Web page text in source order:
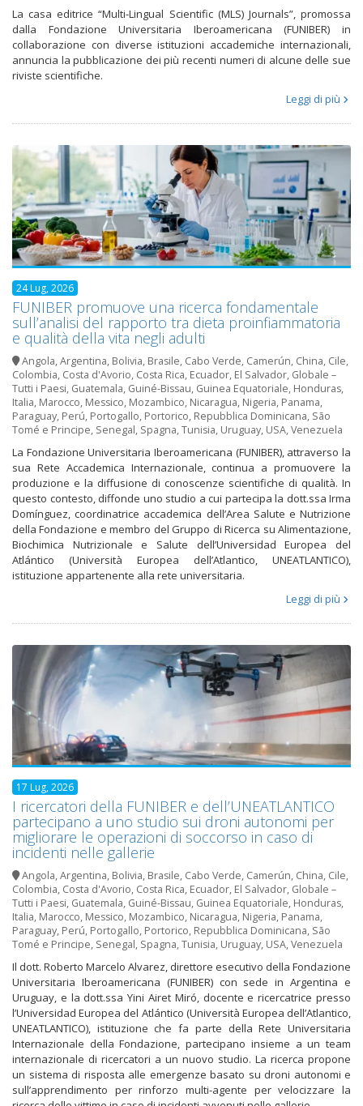
La casa editrice “Multi-Lingual Scientific (MLS) Journals”, promossa
dalla Fondazione Universitaria Iberoamericana (FUNIBER) in
collaborazione con diverse istituzioni accademiche internazionali,
annuncia la pubblicazione dei più recenti numeri di alcune delle sue
riviste scientifiche.
Leggi di più
24 Lug, 2026
FUNIBER promuove una ricerca fondamentale
sull’analisi del rapporto tra dieta proinfiammatoria
e qualità della vita negli adulti
Angola,Argentina, Bolivia, Brasile, Cabo Verde, Camerún, China, Cile,
Colombia, Costa d'Avorio, Costa Rica, Ecuador, El Salvador, Globale –
Tutti i Paesi, Guatemala, Guiné-Bissau, Guinea Equatoriale, Honduras,
Italia, Marocco, Messico, Mozambico, Nicaragua, Nigeria, Panama,
Paraguay, Perú, Portogallo, Portorico, Repubblica Dominicana, São
Tomé e Principe, Senegal, Spagna,Tunisia, Uruguay, USA,Venezuela
La Fondazione Universitaria Iberoamericana (FUNIBER), attraverso la
sua Rete Accademica Internazionale, continua a promuovere la
produzione e la diffusione di conoscenze scientifiche di qualità. In
questo contesto, diffonde uno studio a cui partecipa la dott.ssa Irma
Domínguez, coordinatrice accademica dell’Area Salute e Nutrizione
della Fondazione e membro del Gruppo di Ricerca su Alimentazione,
Biochimica Nutrizionale e Salute dell’Universidad Europea del
Atlántico (Università Europea dell’Atlantico, UNEATLANTICO),
istituzione appartenente alla rete universitaria.
Leggi di più
17 Lug, 2026
I ricercatori della FUNIBER e dell’UNEATLANTICO
partecipano a uno studio sui droni autonomi per
migliorare le operazioni di soccorso in caso di
incidenti nelle gallerie
Angola,Argentina, Bolivia, Brasile, Cabo Verde, Camerún, China, Cile,
Colombia, Costa d'Avorio, Costa Rica, Ecuador, El Salvador, Globale –
Tutti i Paesi, Guatemala, Guiné-Bissau, Guinea Equatoriale, Honduras,
Italia, Marocco, Messico, Mozambico, Nicaragua, Nigeria, Panama,
Paraguay, Perú, Portogallo, Portorico, Repubblica Dominicana, São
Tomé e Principe, Senegal, Spagna,Tunisia, Uruguay, USA,Venezuela
Il dott. Roberto Marcelo Alvarez, direttore esecutivo della Fondazione
Universitaria Iberoamericana (FUNIBER) con sede in Argentina e
Uruguay, e la dott.ssa Yini Airet Miró, docente e ricercatrice presso
l’Universidad Europea del Atlántico (Università Europea dell’Atlantico,
UNEATLANTICO), istituzione che fa parte della Rete Universitaria
Internazionale della Fondazione, partecipano insieme a un team
internazionale di ricercatori a un nuovo studio. La ricerca propone
un sistema di risposta alle emergenze basato su droni autonomi e
sull’apprendimento per rinforzo multi-agente per velocizzare la